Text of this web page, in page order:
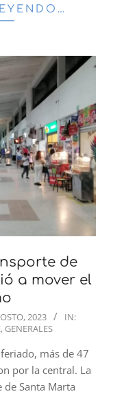
de
a mover el
2023
IN:
, GENERALES
más de 47
por la central. La
Santa Marta